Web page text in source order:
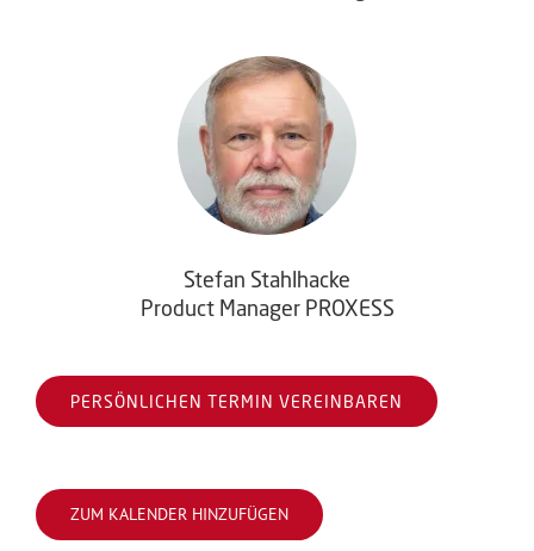
Stefan Stahlhacke
Product Manager PROXESS
PERSÖNLICHEN TERMIN VEREINBAREN
ZUM KALENDER HINZUFÜGEN